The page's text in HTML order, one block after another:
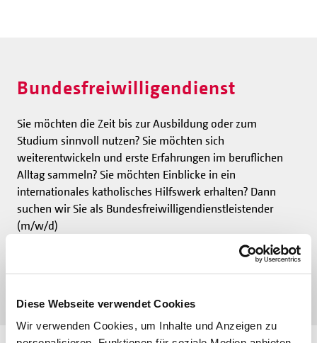
Diese Webseite verwendet Cookies
Wir verwenden Cookies, um Inhalte und Anzeigen zu
Bundesfreiwilligendienst
Sie möchten die Zeit bis zur Ausbildung oder zum
Studium sinnvoll nutzen? Sie möchten sich
weiterentwickeln und erste Erfahrungen im beruflichen
Alltag sammeln? Sie möchten Einblicke in ein
internationales katholisches Hilfswerk erhalten? Dann
suchen wir Sie als Bundesfreiwilligendienstleistender
(m/w/d)